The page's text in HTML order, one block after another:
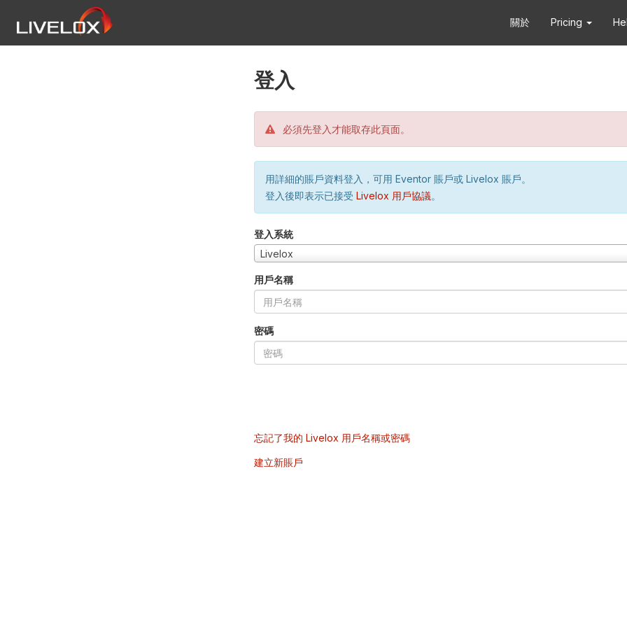
關於 Pricing
登入
必須先登入才能取存此頁面。
用詳細的賬戶資料登入，可用 Eventor 賬戶或 Livelox 賬戶。
登入後即表示已接受 Livelox 用戶協議。
登入系統
Livelox
用戶名稱
密碼
忘記了我的 Livelox 用戶名稱或密碼
建立新賬戶